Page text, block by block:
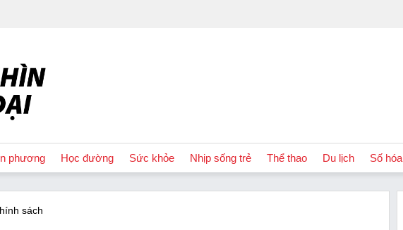
phương Học đường Sức khỏe Nhịp sống trẻ Thể thao Du lịch Số hóa
sách